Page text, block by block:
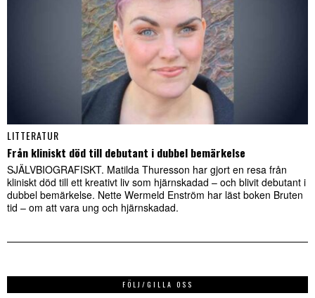
LITTERATUR
Från kliniskt död till debutant i dubbel bemärkelse
SJÄLVBIOGRAFISKT. Matilda Thuresson har gjort en resa från
kliniskt död till ett kreativt liv som hjärnskadad – och blivit debutant i
dubbel bemärkelse. Nette Wermeld Enström har läst boken Bruten
tid – om att vara ung och hjärnskadad.
FÖLJ/GILLA OSS